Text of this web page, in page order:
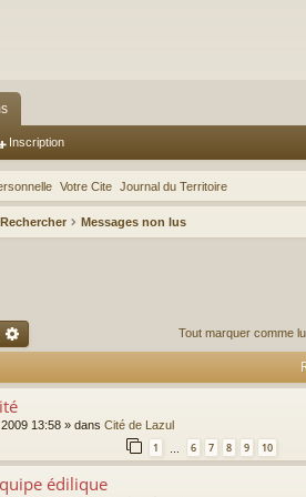
Inscription
Votre Cite Journal du Territoire
Rechercher Messages non lus
Rechercher Tout marquer comme lu
13:58 » dans Cité de Lazul
1 6 7 8 9 10
édilique